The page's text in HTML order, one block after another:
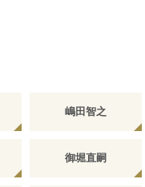
嶋田智之
御堀直嗣